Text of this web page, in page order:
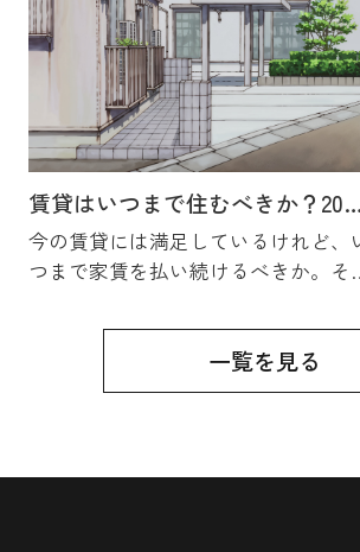
高槻市でマイホーム購入
後悔しないための確認ポ
高槻市でマイホームの購
と、立地や価格、間取り
イントが一気に増えます
となく雰囲気が良さそう
で進めてしまうと、入居
負担や生活環境、災害...
2026.02.18
阪急茨木駅の中古マンシ
阪急茨木駅周辺で中古マ
を検討している方にとっ
くらいの価格なのか」「
か」といった疑問はつき
賃貸はいつまで住むべきか？20代30代で家を買うメリットを解説
今の賃貸には満足しているけれど、
つまで家賃を払い続けるべきか。そ
こうした悩みを抱える人は少なくあ
ません。特に初めて家の購入を意識し
始めると、賃貸の気楽さと持ち家の
記事では、賃貸にいつまで住むかと
一覧を見る